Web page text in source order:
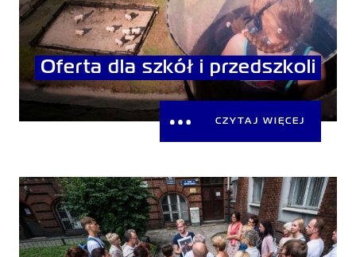
Oferta dla szkół i przedszkoli
CZYTAJ WIĘCEJ